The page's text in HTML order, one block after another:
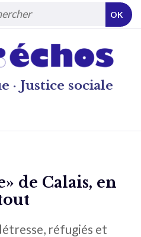
· Justice sociale
OK
de Calais, en
réfugiés et